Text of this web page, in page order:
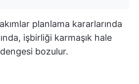
planlama kararlarında
işbirliği karmaşık hale
bozulur.